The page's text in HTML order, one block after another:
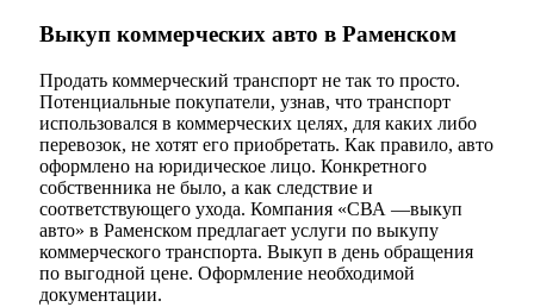
Выкуп коммерческих авто в Раменском
Продать коммерческий транспорт не так то просто.
Потенциальные покупатели, узнав, что транспорт
использовался в коммерческих целях, для каких либо
перевозок, не хотят его приобретать. Как правило, авто
оформлено на юридическое лицо. Конкретного
собственника не было, а как следствие и
соответствующего ухода. Компания «СВА —выкуп
авто» в Раменском предлагает услуги по выкупу
коммерческого транспорта. Выкуп в день обращения
по выгодной цене. Оформление необходимой
документации.